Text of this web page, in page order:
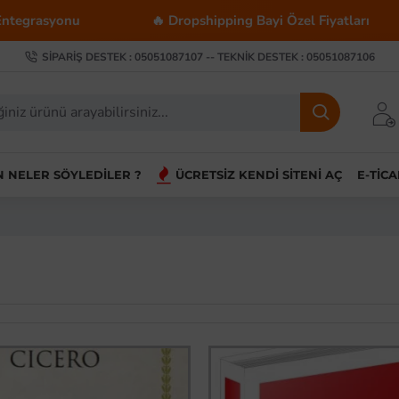
🔥 Dropshipping Bayi Özel Fiyatları 💰 Toptan
SIPARIŞ DESTEK : 05051087107 -- TEKNIK DESTEK : 05051087106
NELER SÖYLEDILER ? ÜCRETSIZ KENDI SITENI AÇ E-